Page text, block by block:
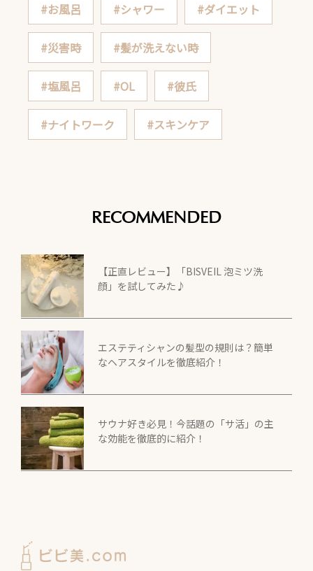
#お風呂 #シャワー #ダイエット
#災害時 #髪が洗えない時
#塩風呂 #OL #彼氏
#ナイトワーク #スキンケア
RECOMMENDED
【正直レビュー】「BISVEIL 泡ミツ洗
顔」を試してみた♪
エステティシャンの髪型の規則は？簡単
なヘアスタイルを徹底紹介！
サウナ好き必見！今話題の「サ活」の主
な効能を徹底的に紹介！